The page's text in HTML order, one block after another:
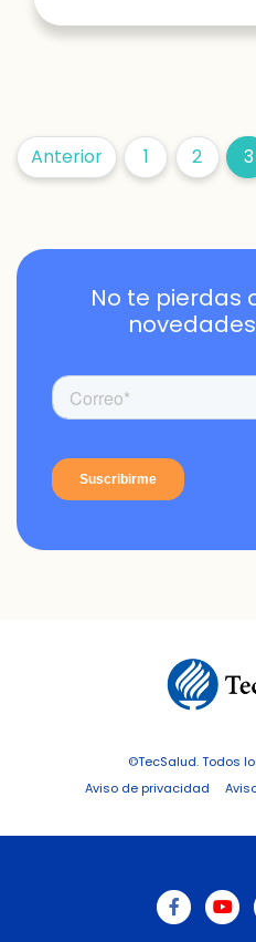
Anterior 1 2 3
No te pierdas
©TecSalud. Todos
Aviso de privacidad